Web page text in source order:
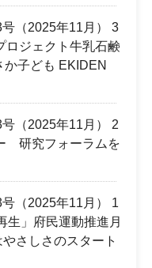
（2025年11月） 3
ロジェクト牛乳石鹸
子ども EKIDEN
（2025年11月） 2
研究フォーラムを
（2025年11月） 1
生」府民運動推進月
さしさのスタート